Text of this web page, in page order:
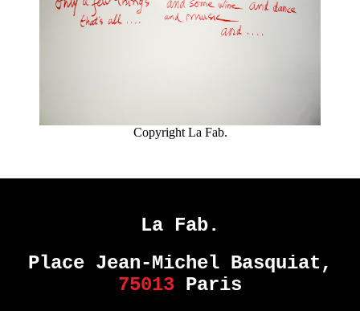
Copyright La Fab.
La Fab.
Place Jean-Michel Basquiat,
75013 Paris